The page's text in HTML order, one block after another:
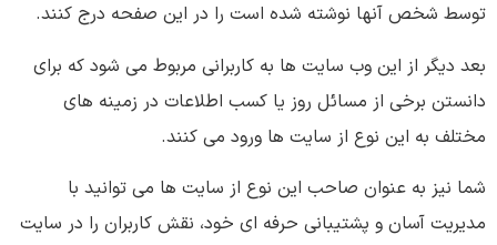
توسط شخص آنها نوشته شده است را در این صفحه درج کنند.
بعد دیگر از این وب سایت ها به کاربرانی مربوط می شود که برای
دانستن برخی از مسائل روز یا کسب اطلاعات در زمینه های
مختلف به این نوع از سایت ها ورود می کنند.
شما نیز به عنوان صاحب این نوع از سایت ها می توانید با
مدیریت آسان و پشتیبانی حرفه ای خود، نقش کاربران را در سایت